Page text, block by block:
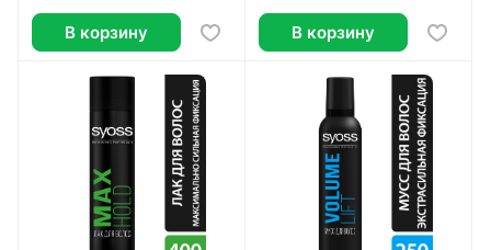
В корзину В корзину